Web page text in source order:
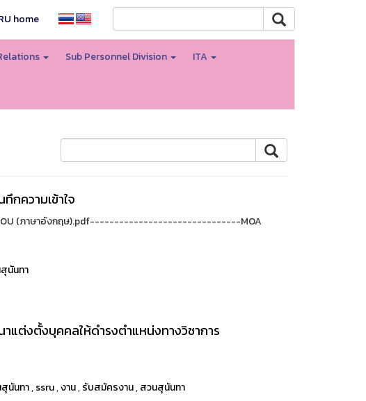
home
Sub Personnel Division ITA
กความเข้าใจ
(ภาษาอังกฤษ).pdf-------------------------------MOA
นันทา
แต่งตั้งบุคคลให้ดำรงตำแหน่งทางวิชาการ
นันทา,ssru,งาน,รับสมัครงาน,สวนสุนันทา